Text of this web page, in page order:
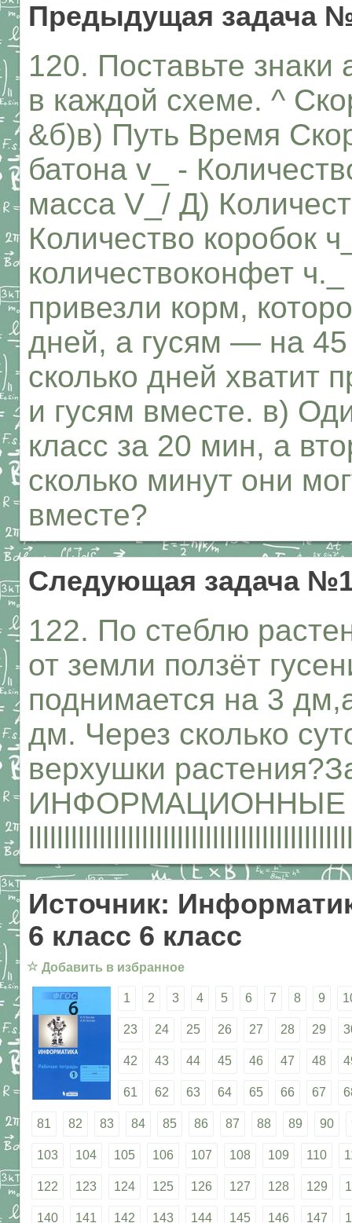
Предыдущая задача
120. Поставьте
в каждой схеме. ^
&б)в) Путь Время
батона v_ -
масса V_/ Д)
Количество коробок
количествоконфет
привезли корм,
дней, а гусям — на
сколько дней хватит
и гусям вместе. в)
класс за 20 мин, а
сколько минут они
вместе?
Следующая задача
122. По стеблю
от земли ползёт
поднимается на 3
дм. Через сколько
верхушки
ИНФОРМАЦИОННЫЕ
Источник:
6 класс 6 класс
☆ Добавить в избранное
1 2 3 4 5 6 7 8 9
23 24 25 26 27 28 29
42 43 44 45 46 47 48
61 62 63 64 65 66 67
81 82 83 84 85 86 87 88 89 90
103 104 105 106 107 108 109 110
122 123 124 125 126 127 128 129
140 141 142 143 144 145 146 147